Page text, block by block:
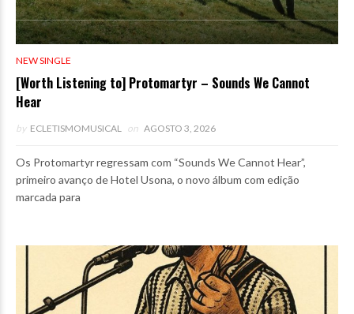
NEW SINGLE
[Worth Listening to] Protomartyr – Sounds We Cannot
Hear
by ECLETISMOMUSICAL on AGOSTO 3, 2026
Os Protomartyr regressam com “Sounds We Cannot Hear”,
primeiro avanço de Hotel Usona, o novo álbum com edição
marcada para